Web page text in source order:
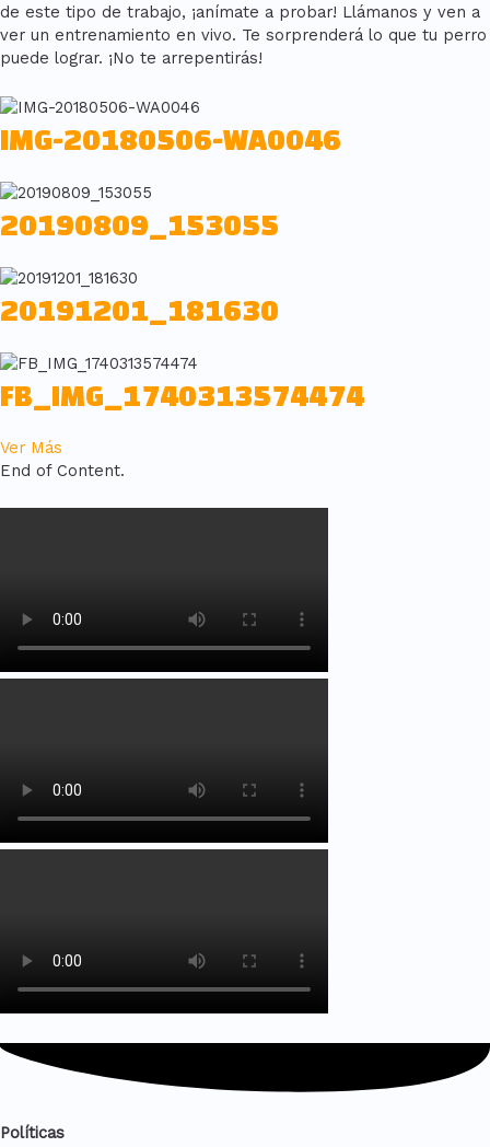
de este tipo de trabajo, ¡anímate a probar! Llámanos y ven a
ver un entrenamiento en vivo. Te sorprenderá lo que tu perro
puede lograr. ¡No te arrepentirás!
IMG-20180506-WA0046
20190809_153055
20191201_181630
FB_IMG_1740313574474
Ver Más
End of Content.
Políticas